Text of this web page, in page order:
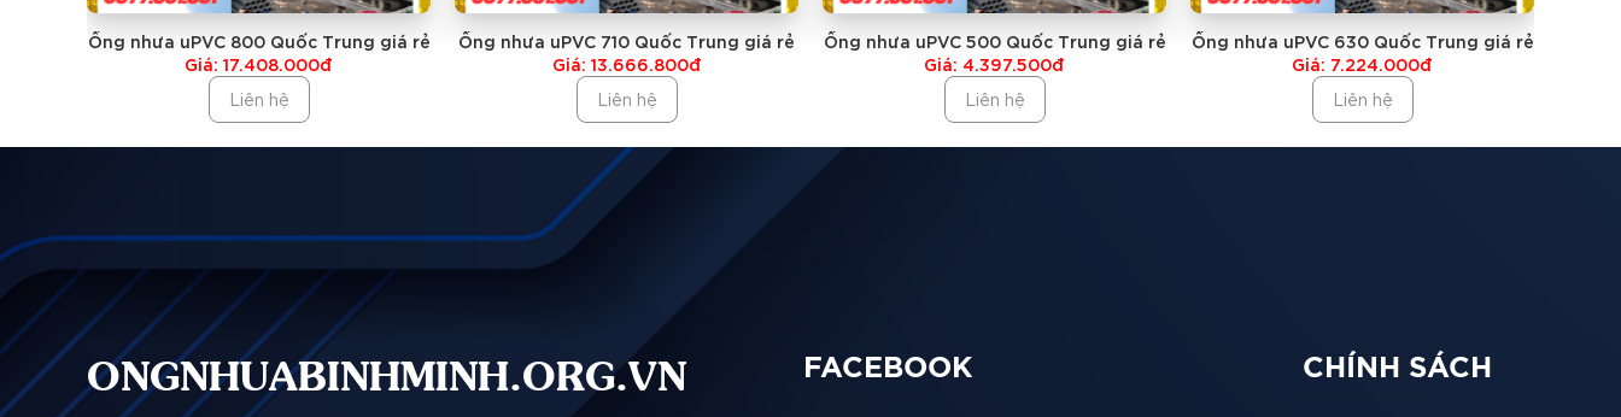
ỐNG NHỰA PVC 42 QUỐC TRUNG
ỐNG NHỰA PVC 49 QUỐC TRUNG
ỐNG NHỰA PVC 75 QUỐC TRUNG
ỐNG NHỰA PVC 76 QUỐC TRUNG
ỐNG NHỰA PVC 90 QUỐC TRUNG
Ống nhưa uPVC 800 Quốc Trung giá rẻ
Giá: 17.408.000đ
Liên hệ
Ống nhưa uPVC 710 Quốc Trung giá rẻ
Giá: 13.666.800đ
Liên hệ
Ống nhưa uPVC 500 Quốc Trung giá rẻ
Giá: 4.397.500đ
Liên hệ
Ống nhưa uPVC 630 Quốc Trung giá rẻ
Giá: 7.224.000đ
Liên hệ
ONGNHUABINHMINH.ORG.VN FACEBOOK CHÍNH SÁCH